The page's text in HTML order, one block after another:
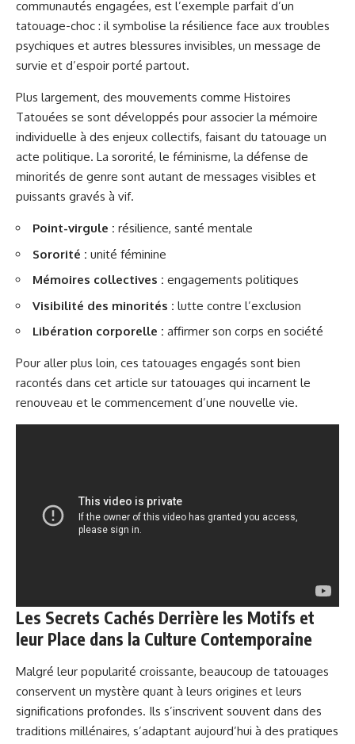
communautés engagées, est l’exemple parfait d’un
tatouage-choc : il symbolise la résilience face aux troubles
psychiques et autres blessures invisibles, un message de
survie et d’espoir porté partout.
Plus largement, des mouvements comme Histoires
Tatouées se sont développés pour associer la mémoire
individuelle à des enjeux collectifs, faisant du tatouage un
acte politique. La sororité, le féminisme, la défense de
minorités de genre sont autant de messages visibles et
puissants gravés à vif.
Point-virgule : résilience, santé mentale
Sororité : unité féminine
Mémoires collectives : engagements politiques
Visibilité des minorités : lutte contre l’exclusion
Libération corporelle : affirmer son corps en société
Pour aller plus loin, ces tatouages engagés sont bien
racontés dans cet article sur tatouages qui incarnent le
renouveau et le commencement d’une nouvelle vie.
Les Secrets Cachés Derrière les Motifs et
leur Place dans la Culture Contemporaine
Malgré leur popularité croissante, beaucoup de tatouages
conservent un mystère quant à leurs origines et leurs
significations profondes. Ils s’inscrivent souvent dans des
traditions millénaires, s’adaptant aujourd’hui à des pratiques